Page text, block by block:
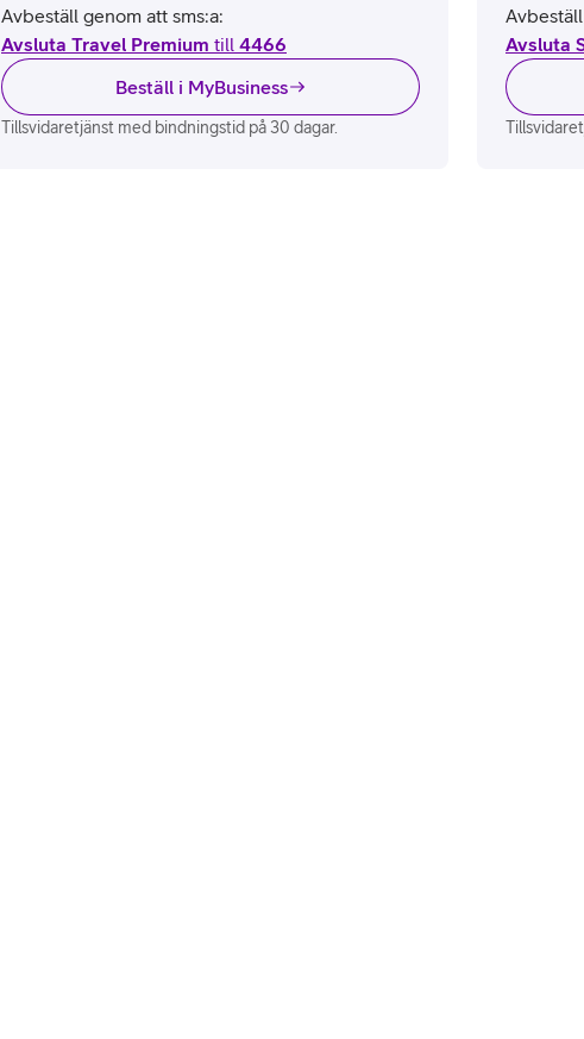
Avbeställ genom att sms:a:
Avsluta Travel Premium till 4466
Beställ i MyBusiness
Tillsvidaretjänst med bindningstid på 30 dagar.
Avsluta